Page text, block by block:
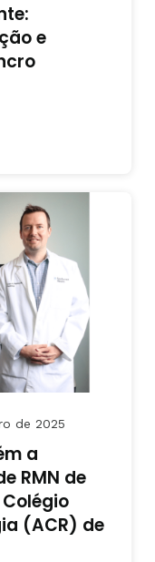
e
de 2025
a
RMN de
(ACR) de